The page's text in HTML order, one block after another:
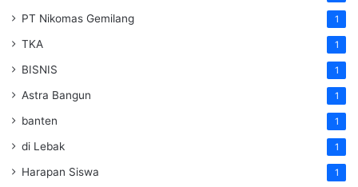
PT Nikomas Gemilang 1
TKA 1
BISNIS 1
Astra Bangun 1
banten 1
di Lebak 1
Harapan Siswa 1